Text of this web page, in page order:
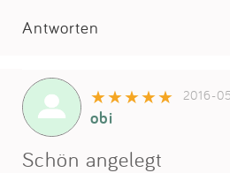
Antworten
2016-
obi
Schön angelegt